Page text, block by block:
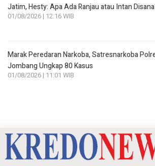
Jatim, Hesty: Apa Ada Ranjau atau Intan
01/08/2026 | 12:16 WIB
Marak Peredaran Narkoba, Satresnarkoba
Jombang Ungkap 80 Kasus
01/08/2026 | 11:01 WIB